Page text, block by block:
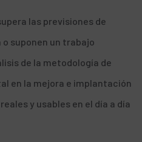
las previsiones de
suponen un trabajo
de la metodología de
en la mejora e implantación
y usables en el día a día